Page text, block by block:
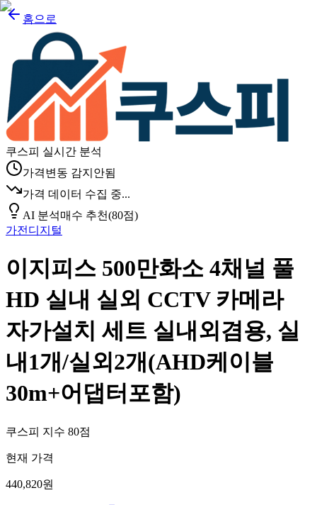
홈으로
쿠스피 실시간 분석
가격변동 감지안됨
가격 데이터 수집 중...
AI 분석매수 추천(80점)
가전디지털
이지피스 500만화소 4채널 풀
HD 실내 실외 CCTV 카메라
자가설치 세트 실내외겸용, 실
내1개/실외2개(AHD케이블
30m+어댑터포함)
쿠스피 지수 80점
현재 가격
440,820원